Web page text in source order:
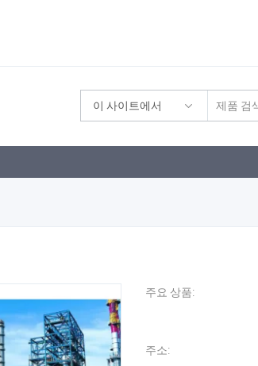
이 사이트에서
주요 상품:
주소: